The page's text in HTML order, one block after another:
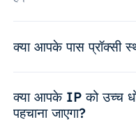
क्या आपके पास प्रॉक्सी
क्या आपके IP को उच्च
पहचाना जाएगा?